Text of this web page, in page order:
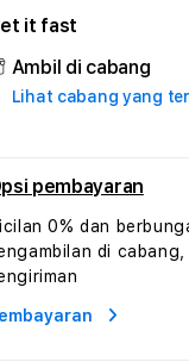
MAHONGTOTO
#
Zone360
TV
Hiburan
Konten
Video
dan
Platform
Media
it fast
Ambil di cabang
Lihat cabang yang
pembayaran
0% dan
di